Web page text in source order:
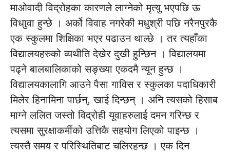
माओवादी विद्रोहका कारणले लाग्नेको मृत्यु भएपछि ऊ
विधाुवा हुन्छे । अर्को विवाह नगरेकी मधुश्री पछि नरैनपुरकै
एक स्कुलमा शिक्षिका भएर पढाउन थाल्छे । तर त्यहाँका
विद्यालयहरुको व्यथीति देखेर दुखी हुन्छिन । विद्यालयमा
पढ्ने बालबालिकाको सङ्ख्या एकदमै न्यून हुन्छ ।
विद्यालयकालागि आउने पैसा गाविस र स्कुलका पदाधिकारी
मिलेर हिनामिना पार्छन्, खाई दिन्छन् । अनि त्यसको हिसाब
माग्ने ललित जस्तो विद्रोही यूवाहरुलाई दमन गरिन्छ र
त्यसमा सुरक्षाकर्मीको उत्तिकै सहयोग लिएको पाइन्छ ।
त्यस्तै समय र परिस्थितिबाट चलिरहन्छ । एक दिन